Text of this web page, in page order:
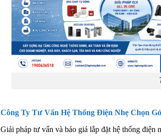
Công Ty Tư Vấn Hệ Thống Điện Nhẹ Chọn
Giải pháp tư vấn và báo giá lắp đặt hệ thống